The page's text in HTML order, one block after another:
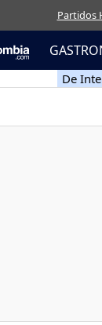
Partidos
De